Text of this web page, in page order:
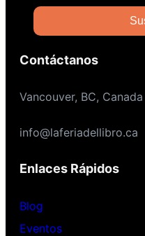
Contáctanos
Vancouver, BC, Canada
info@laferiadellibro.ca
Enlaces Rápidos
Blog
Eventos